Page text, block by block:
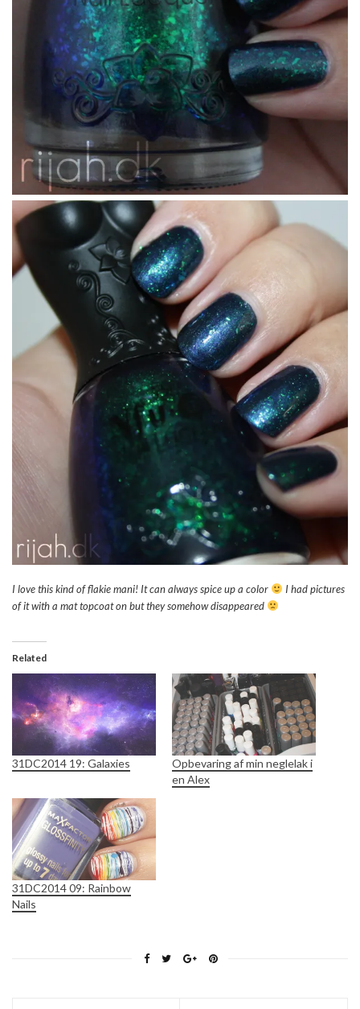
I love this kind of flakie mani! It can always spice up a color
I had pictures
of it with a mat topcoat on but they somehow disappeared
Related
31DC2014 19: Galaxies
Opbevaring af min neglelak i
en Alex
31DC2014 09: Rainbow
Nails